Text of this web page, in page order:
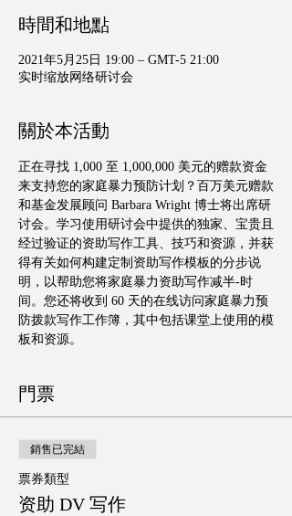
時間和地點
2021年5月25日 19:00 – GMT-5 21:00
实时缩放网络研讨会
關於本活動
正在寻找 1,000 至 1,000,000 美元的赠款资金
来支持您的家庭暴力预防计划？百万美元赠款
和基金发展顾问 Barbara Wright 博士将出席研
讨会。学习使用研讨会中提供的独家、宝贵且
经过验证的资助写作工具、技巧和资源，并获
得有关如何构建定制资助写作模板的分步说
明，以帮助您将家庭暴力资助写作减半-时
间。您还将收到 60 天的在线访问家庭暴力预
防拨款写作工作簿，其中包括课堂上使用的模
板和资源。
門票
銷售已完結
票券類型
资助 DV 写作